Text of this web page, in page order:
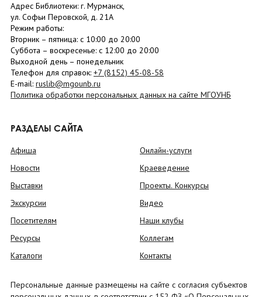
Адрес Библиотеки: г. Мурманск,
ул. Софьи Перовской, д. 21А
Режим работы:
Вторник – пятница: с 10:00 до 20:00
Суббота – воскресенье: c 12:00 до 20:00
Выходной день – понедельник
Телефон для справок: +7 (8152) 45-08-58
E-mail: ruslib@mgounb.ru
Политика обработки персональных данных на сайте МГОУНБ
РАЗДЕЛЫ САЙТА
Афиша
Новости
Выставки
Экскурсии
Посетителям
Ресурсы
Каталоги
Онлайн-услуги
Краеведение
Проекты. Конкурсы
Видео
Наши клубы
Коллегам
Контакты
Персональные данные размещены на сайте с согласия субъектов